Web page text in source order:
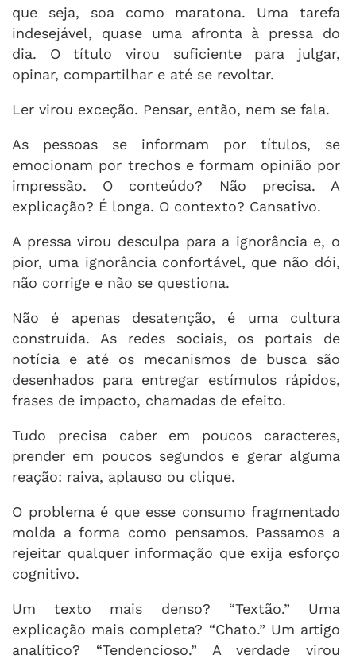
que seja, soa como maratona. Uma tarefa
indesejável, quase uma afronta à pressa do
dia. O título virou suficiente para julgar,
opinar, compartilhar e até se revoltar.
Ler virou exceção. Pensar, então, nem se fala.
As pessoas se informam por títulos, se
emocionam por trechos e formam opinião por
impressão. O conteúdo? Não precisa. A
explicação? É longa. O contexto? Cansativo.
A pressa virou desculpa para a ignorância e, o
pior, uma ignorância confortável, que não dói,
não corrige e não se questiona.
Não é apenas desatenção, é uma cultura
construída. As redes sociais, os portais de
notícia e até os mecanismos de busca são
desenhados para entregar estímulos rápidos,
frases de impacto, chamadas de efeito.
Tudo precisa caber em poucos caracteres,
prender em poucos segundos e gerar alguma
reação: raiva, aplauso ou clique.
O problema é que esse consumo fragmentado
molda a forma como pensamos. Passamos a
rejeitar qualquer informação que exija esforço
cognitivo.
Um texto mais denso? “Textão.” Uma
explicação mais completa? “Chato.” Um artigo
analítico? “Tendencioso.” A verdade virou